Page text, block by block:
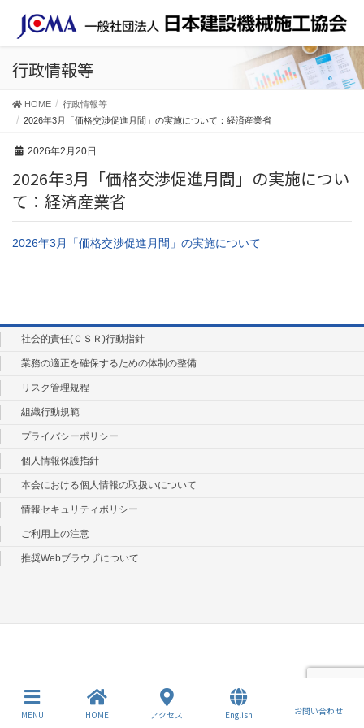
行政情報等
HOME
行政情報等
2026年3月「価格交渉促進月間」の実施について：経済産業省
2026年2月20日
2026年3月「価格交渉促進月間」の実施につい
て：経済産業省
2026年3月「価格交渉促進月間」の実施について
社会的責任(ＣＳＲ)行動指針
業務の適正を確保するための体制の整備
リスク管理規程
組織行動規範
プライバシーポリシー
個人情報保護指針
本会における個人情報の取扱いについて
情報セキュリティポリシー
ご利用上の注意
推奨Webブラウザについて
MENU HOME アクセス English お問い合わせ